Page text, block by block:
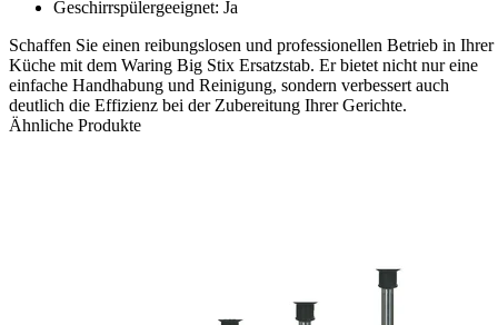
Geschirrspülergeeignet: Ja
Schaffen Sie einen reibungslosen und professionellen Betrieb in Ihrer
Küche mit dem Waring Big Stix Ersatzstab. Er bietet nicht nur eine
einfache Handhabung und Reinigung, sondern verbessert auch
deutlich die Effizienz bei der Zubereitung Ihrer Gerichte.
Ähnliche Produkte